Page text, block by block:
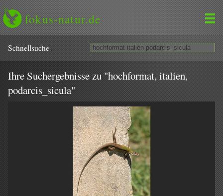
fokus-natur.de
Schnell­suche
Ihre Suchergebnisse zu "hochformat, italien,
podarcis_sicula"